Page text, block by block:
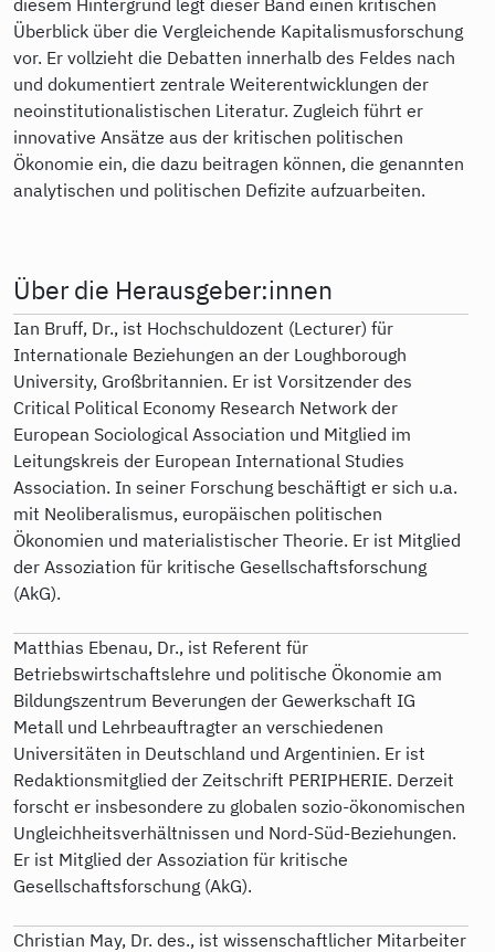
Überblick über die Vergleichende Kapitalismusforschung
vor. Er vollzieht die Debatten innerhalb des Feldes nach
und dokumentiert zentrale Weiterentwicklungen der
neoinstitutionalistischen Literatur. Zugleich führt er
innovative Ansätze aus der kritischen politischen
Ökonomie ein, die dazu beitragen können, die genannten
analytischen und politischen Defizite aufzuarbeiten.
Über die Herausgeber:innen
Ian Bruff, Dr., ist Hochschuldozent (Lecturer) für
Internationale Beziehungen an der Loughborough
University, Großbritannien. Er ist Vorsitzender des
Critical Political Economy Research Network der
European Sociological Association und Mitglied im
Leitungskreis der European International Studies
Association. In seiner Forschung beschäftigt er sich u.a.
mit Neoliberalismus, europäischen politischen
Ökonomien und materialistischer Theorie. Er ist Mitglied
der Assoziation für kritische Gesellschaftsforschung
(AkG).
Matthias Ebenau, Dr., ist Referent für
Betriebswirtschaftslehre und politische Ökonomie am
Bildungszentrum Beverungen der Gewerkschaft IG
Metall und Lehrbeauftragter an verschiedenen
Universitäten in Deutschland und Argentinien. Er ist
Redaktionsmitglied der Zeitschrift PERIPHERIE. Derzeit
forscht er insbesondere zu globalen sozio-ökonomischen
Ungleichheitsverhältnissen und Nord-Süd-Beziehungen.
Er ist Mitglied der Assoziation für kritische
Gesellschaftsforschung (AkG).
Christian May, Dr. des., ist wissenschaftlicher Mitarbeiter